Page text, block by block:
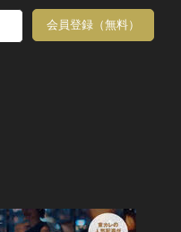
会員登録（無料）